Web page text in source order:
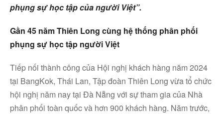
phụng sự học tập của người Việt”.
Gần 45 năm Thiên Long cùng hệ thống phân phối
phụng sự học tập người Việt
Tiếp nối thành công của Hội nghị khách hàng năm 2024
tại BangKok, Thái Lan, Tập đoàn Thiên Long vừa tổ chức
hội nghị năm nay tại Đà Nẵng với sự tham gia của Nhà
phân phối toàn quốc và hơn 900 khách hàng. Năm trước,